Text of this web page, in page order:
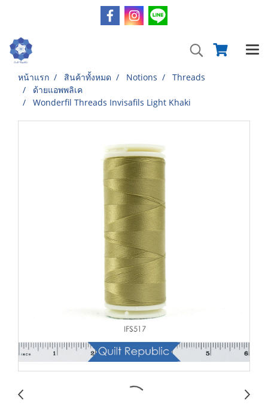
หน้าแรก สินค้าทั้งหมด Notions
Threads
ด้ายแอพพลิเค
Wonderfil Threads Invisafils Light Khaki